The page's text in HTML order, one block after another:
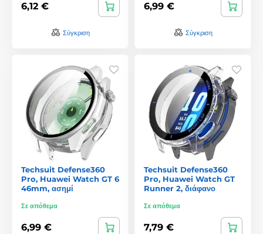
6,12 €
Σύγκριση
6,99 €
Σύγκριση
Techsuit Defense360
Pro, Huawei Watch GT 6
46mm, ασημί
Σε απόθεμα
6,99 €
Techsuit Defense360
Pro, Huawei Watch GT
Runner 2, διάφανο
Σε απόθεμα
7,79 €